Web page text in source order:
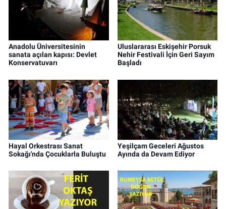
Anadolu Üniversitesinin
sanata açılan kapısı: Devlet
Konservatuvarı
Uluslararası Eskişehir Porsuk
Nehir Festivali İçin Geri Sayım
Başladı
Hayal Orkestrası Sanat
Sokağı'nda Çocuklarla Buluştu
Yeşilçam Geceleri Ağustos
Ayında da Devam Ediyor